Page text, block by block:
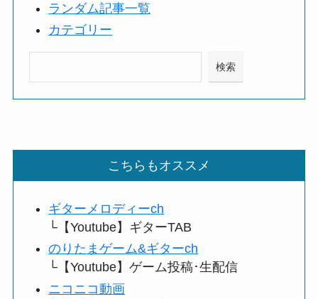
ランダム記事一覧
カテゴリー
検索
こちらもオススメ
ギターメロディーch
└【Youtube】ギターTAB
のりたまゲーム&ギターch
└【Youtube】ゲーム投稿･生配信
ニコニコ動画